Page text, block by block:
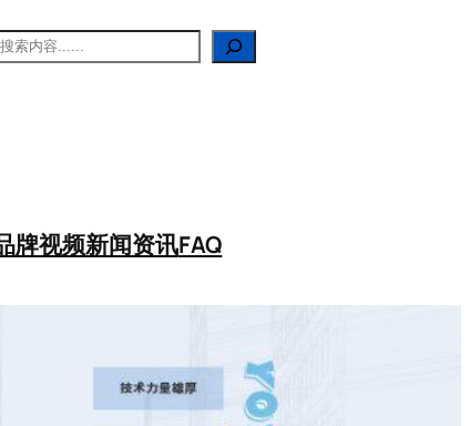
搜
牌视频新闻资讯FAQ